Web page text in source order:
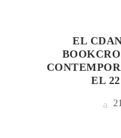
EL
EL